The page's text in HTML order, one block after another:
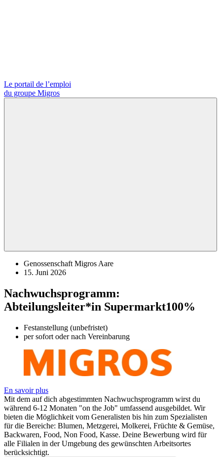
Le portail de l’emploi
du groupe Migros
Genossenschaft Migros Aare
15. Juni 2026
Nachwuchsprogramm:
Abteilungsleiter*in Supermarkt100%
Festanstellung (unbefristet)
per sofort oder nach Vereinbarung
En savoir plus
Mit dem auf dich abgestimmten Nachwuchsprogramm wirst du
während 6-12 Monaten "on the Job" umfassend ausgebildet. Wir
bieten die Möglichkeit vom Generalisten bis hin zum Spezialisten
für die Bereiche: Blumen, Metzgerei, Molkerei, Früchte & Gemüse,
Backwaren, Food, Non Food, Kasse. Deine Bewerbung wird für
alle Filialen in der Umgebung des gewünschten Arbeitsortes
berücksichtigt.